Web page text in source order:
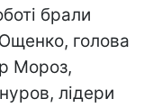
брали
голова
Мороз,
лідери